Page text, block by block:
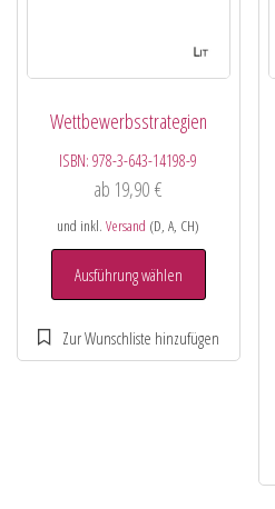
Wettbewerbsstrategien
ISBN:978-3-643-14198-9
ab 19,90€
und inkl.Versand (D, A, CH)
Ausführung wählen